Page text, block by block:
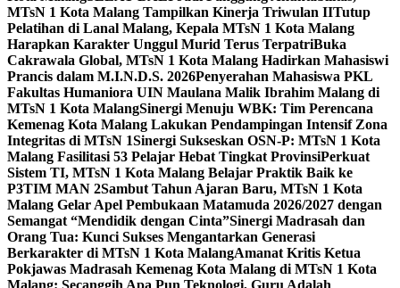
MTsN 1 Kota Malang Tampilkan Kinerja Triwulan IITutup
Pelatihan di Lanal Malang, Kepala MTsN 1 Kota Malang
Harapkan Karakter Unggul Murid Terus TerpatriBuka
Cakrawala Global, MTsN 1 Kota Malang Hadirkan Mahasiswi
Prancis dalam M.I.N.D.S. 2026Penyerahan Mahasiswa PKL
Fakultas Humaniora UIN Maulana Malik Ibrahim Malang di
MTsN 1 Kota MalangSinergi Menuju WBK: Tim Perencana
Kemenag Kota Malang Lakukan Pendampingan Intensif Zona
Integritas di MTsN 1Sinergi Sukseskan OSN-P: MTsN 1 Kota
Malang Fasilitasi 53 Pelajar Hebat Tingkat ProvinsiPerkuat
Sistem TI, MTsN 1 Kota Malang Belajar Praktik Baik ke
P3TIM MAN 2Sambut Tahun Ajaran Baru, MTsN 1 Kota
Malang Gelar Apel Pembukaan Matamuda 2026/2027 dengan
Semangat “Mendidik dengan Cinta”Sinergi Madrasah dan
Orang Tua: Kunci Sukses Mengantarkan Generasi
Berkarakter di MTsN 1 Kota MalangAmanat Kritis Ketua
Pokjawas Madrasah Kemenag Kota Malang di MTsN 1 Kota
Malang: Secanggih Apa Pun Teknologi, Guru Adalah